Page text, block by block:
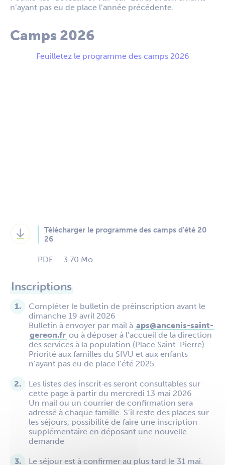
n’ayant pas eu de place l’année précédente.
Camps 2026
Feuilletez le programme des camps 2026
Télécharger le programme des camps d'été 20
26
PDF 3.70 Mo
Inscriptions
Compléter le bulletin de préinscription avant le
dimanche 19 avril 2026
Bulletin à envoyer par mail à aps@ancenis-saint-
gereon.fr ou à déposer à l’accueil de la direction
des services à la population (Place Saint-Pierre)
Priorité aux familles du SIVU et aux enfants
n’ayant pas eu de place l’été 2025.
Les listes des inscrit·es seront consultables sur
cette page à partir du mercredi 13 mai 2026
Un mail ou un courrier de confirmation sera
adressé à chaque famille. S’il reste des places sur
les séjours, possibilité de faire une inscription
supplémentaire en déposant une nouvelle
demande
Le séjour est à confirmer au plus tard le 31 mai.